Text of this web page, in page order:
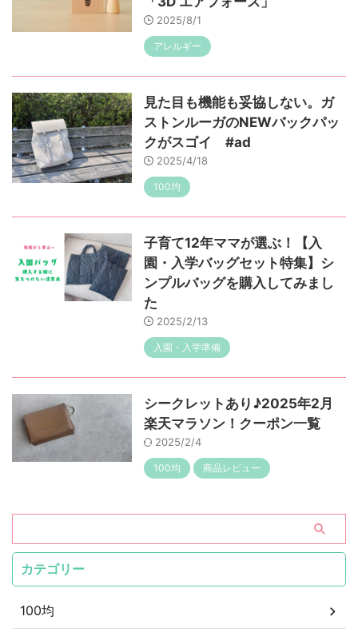
2025/8/1
アレルギー
見た目も機能も妥協しない。ガ
ストンルーガのNEWバックパッ
クがスゴイ #ad
2025/4/18
100均
子育て12年ママが選ぶ！【入
園・入学バッグセット特集】シ
ンプルバッグを購入してみまし
た
2025/2/13
入園・入学準備
シークレットあり♪2025年2月
楽天マラソン！クーポン一覧
2025/2/4
100均 商品レビュー
カテゴリー
100均